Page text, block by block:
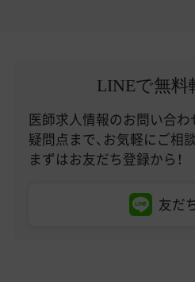
LINEで無料
医師求人情報のお問い合わ
疑問点まで、お気軽にご相
まずはお友だち登録から！
友だ